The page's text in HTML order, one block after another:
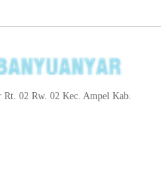
Rt. 02 Rw. 02 Kec. Ampel Kab.